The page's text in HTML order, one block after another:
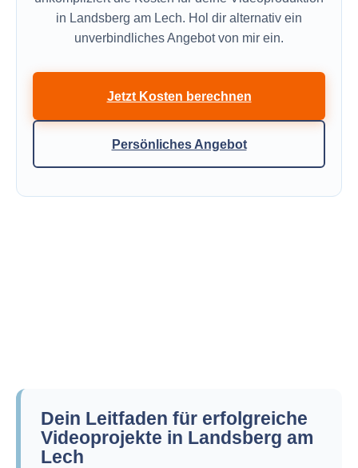
in Landsberg am Lech. Hol dir alternativ ein
unverbindliches Angebot von mir ein.
Jetzt Kosten berechnen
Persönliches Angebot
Dein Leitfaden für erfolgreiche
Videoprojekte in Landsberg am
Lech